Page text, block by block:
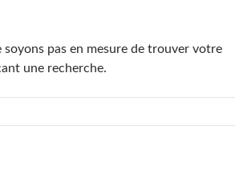
soyons pas en mesure de trouver votre
une recherche.